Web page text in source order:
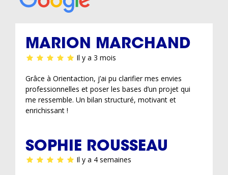
MARION MARCHAND
Il y a 3 mois
Grâce à Orientaction, j’ai pu clarifier mes envies
professionnelles et poser les bases d’un projet qui
me ressemble. Un bilan structuré, motivant et
enrichissant !
SOPHIE ROUSSEAU
Il y a 4 semaines